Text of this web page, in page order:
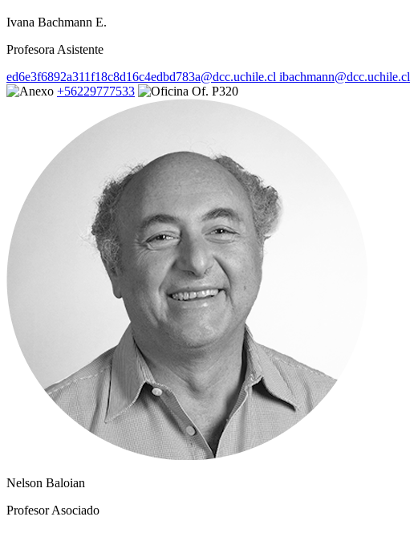
Ivana Bachmann E.
Profesora Asistente
ed6e3f6892a311f18c8d16c4edbd783a@dcc.uchile.cl ibachmann@dcc.uchile.cl
+56229777533
Of. P320
Nelson Baloian
Profesor Asociado